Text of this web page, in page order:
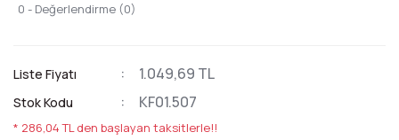
0 - Değerlendirme (0)
Liste Fiyatı 1.049,69 TL
Stok Kodu KF01.507
* 286,04 TL den başlayan taksitlerle!!